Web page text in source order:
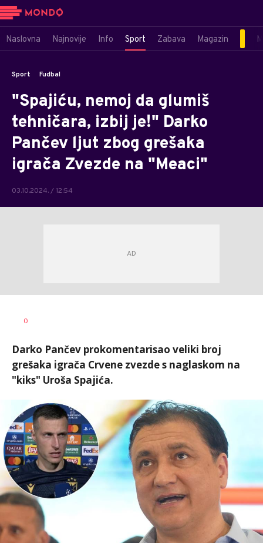
Naslovna Najnovije Info Sport Zabava Magazin
Sport Fudbal
"Spajiću, nemoj da glumiš
tehničara, izbij je!" Darko
Pančev ljut zbog grešaka
igrača Zvezde na "Meaci"
03.10.2024. / 12:54
AUTOR
0
Darko Pančev prokomentarisao veliki broj
grešaka igrača Crvene zvezde s naglaskom na
"kiks" Uroša Spajića.